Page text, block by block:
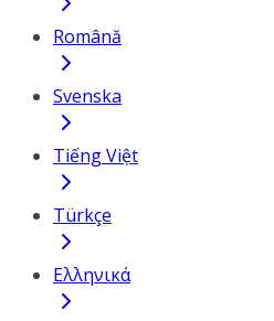
Română
Svenska
Tiếng Việt
Türkçe
Ελληνικά